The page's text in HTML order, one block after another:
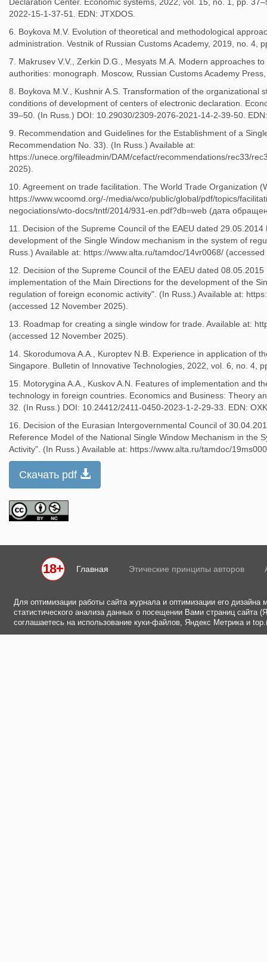
2022-15-1-37-51. EDN: JTXDOS.
6. Boykova M.V. Evolution of theoretical and methodological
administration. Vestnik of Russian Customs Academy, 2019, no. 4,
7. Makrusev V.V., Zerkin D.G., Mesyats M.A. Modern approaches
authorities: monograph. Moscow, Russian Customs Academy
8. Boykova M.V., Kushnir A.S. Transformation of the organizational
conditions of development of centers of electronic declaration.
39–50. (In Russ.) DOI: 10.29030/2309-2076-2021-14-2-39-50.
9. Recommendation and Guidelines for the Establishment of a
Recommendation No. 33). (In Russ.) Available at:
https://unece.org/fileadmin/DAM/cefact/recommendations/rec33/
2025).
10. Agreement on trade facilitation. The World Trade Organization
https://www.wcoomd.org/-/media/wco/public/global/pdf/topics/
negociations/wto-docs/tntf/2014/931-en.pdf?db=web (дата
11. Decision of the Supreme Council of the EAEU dated
development of the Single Window mechanism in the system of
Russ.) Available at: https://www.alta.ru/tamdoc/14vr0068/
12. Decision of the Supreme Council of the EAEU dated
implementation of the Main Directions for the development of the
regulation of foreign economic activity". (In Russ.) Available at:
(accessed 12 November 2025).
13. Roadmap for creating a single window for trade. Available at:
(accessed 12 November 2025).
14. Skorodumova A.A., Kuroptev N.B. Experience in application of
Singapore. Bulletin of Innovative Technologies, 2022, vol. 6, no. 4,
15. Motorygina A.A., Kuskov A.N. Features of implementation and
technology in foreign countries. Economics and Business: Theory
32. (In Russ.) DOI: 10.24412/2411-0450-2023-1-2-29-33. EDN:
16. Decision of the Eurasian Intergovernmental Council of
Reference Model of the National Single Window Mechanism in the
Activity". (In Russ.) Available at: https://www.alta.ru/tamdoc/
Скачать pdf
18+ Главная Этические принципы авторов
Для оптимизации работы сайта журнала и оптимизации его
статистического анализа данных о посещении Вами страниц
соглашаетесь на использование куки-файлов, Яндекс Метрика и